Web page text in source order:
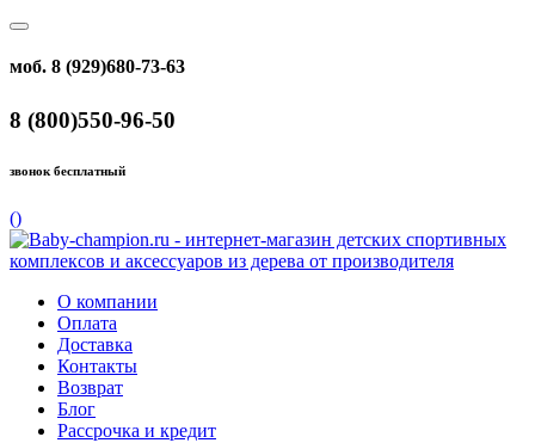
моб. 8 (929)680-73-63
8 (800)550-96-50
звонок бесплатный
()
О компании
Оплата
Доставка
Контакты
Возврат
Блог
Рассрочка и кредит